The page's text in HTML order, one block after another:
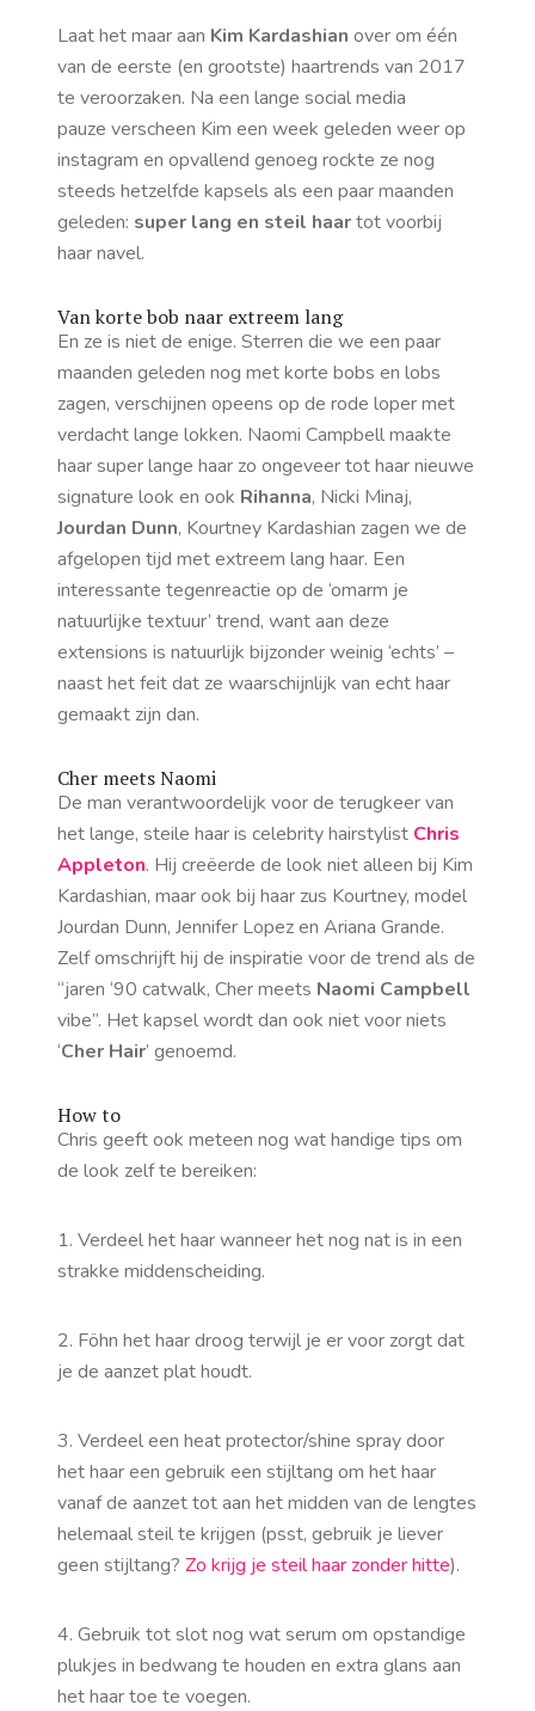
Laat het maar aan Kim Kardashian over om één
van de eerste (en grootste) haartrends van 2017
te veroorzaken. Na een lange social media
pauze verscheen Kim een week geleden weer op
instagram en opvallend genoeg rockte ze nog
steeds hetzelfde kapsels als een paar maanden
geleden: super lang en steil haartot voorbij
haar navel.
Van korte bob naar extreem lang
En ze is niet de enige. Sterren die we een paar
maanden geleden nog met korte bobs en lobs
zagen, verschijnen opeens op de rode loper met
verdacht lange lokken. Naomi Campbell maakte
haar super lange haar zo ongeveer tot haar nieuwe
signature look en ook Rihanna, Nicki Minaj,
Jourdan Dunn, Kourtney Kardashian zagen we de
afgelopen tijd met extreem lang haar. Een
interessante tegenreactie op de ‘omarm je
natuurlijke textuur’ trend, want aan deze
extensions is natuurlijk bijzonder weinig ‘echts’ –
naast het feit dat ze waarschijnlijk van echt haar
gemaakt zijn dan.
Cher meets Naomi
De man verantwoordelijk voor de terugkeer van
het lange, steile haar is celebrity hairstylist Chris
Appleton. Hij creëerde de look niet alleen bij Kim
Kardashian, maar ook bij haar zus Kourtney, model
Jourdan Dunn, Jennifer Lopez en Ariana Grande.
Zelf omschrijft hij de inspiratie voor de trend als de
“jaren ‘90 catwalk, Chermeets Naomi Campbell
vibe”. Het kapsel wordt dan ook niet voor niets
‘Cher Hair’ genoemd.
How to
Chris geeft ook meteen nog wat handige tips om
de look zelf te bereiken:
1. Verdeel het haar wanneer het nog nat is in een
strakke middenscheiding.
2. Föhn het haar droog terwijl je er voor zorgt dat
je de aanzet plat houdt.
3. Verdeel een heat protector/shine spray door
het haar een gebruik een stijltang om het haar
vanaf de aanzet tot aan het midden van de lengtes
helemaal steil te krijgen (psst, gebruik je liever
geen stijltang? Zo krijg je steil haar zonder hitte).
4. Gebruik tot slot nog wat serum om opstandige
plukjes in bedwang te houden en extra glans aan
het haar toe te voegen.